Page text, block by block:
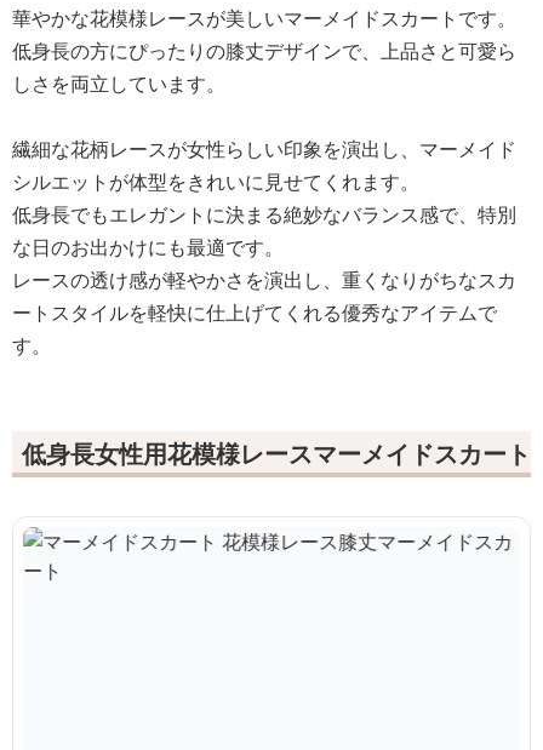
華やかな花模様レースが美しいマーメイドスカートです。
低身長の方にぴったりの膝丈デザインで、上品さと可愛ら
しさを両立しています。
繊細な花柄レースが女性らしい印象を演出し、マーメイド
シルエットが体型をきれいに見せてくれます。
低身長でもエレガントに決まる絶妙なバランス感で、特別
な日のお出かけにも最適です。
レースの透け感が軽やかさを演出し、重くなりがちなスカ
ートスタイルを軽快に仕上げてくれる優秀なアイテムで
す。
低身長女性用花模様レースマーメイドスカート